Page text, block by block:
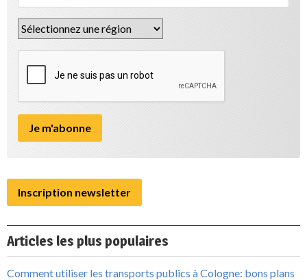
Inscription newsletter
Articles les plus populaires
Comment utiliser les transports publics à Cologne: bons plans